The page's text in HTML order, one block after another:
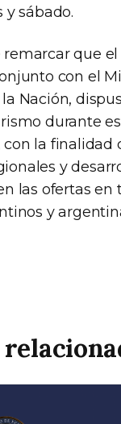
y sábado.
que el
con el
Nación,
durante
la finalidad
y
las ofertas en
y